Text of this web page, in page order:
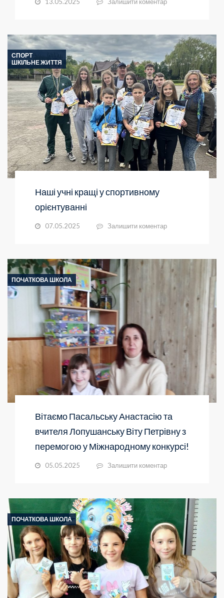
13.05.2025 Залишити коментар
СПОРТ
ШКІЛЬНЕ ЖИТТЯ
Наші учні кращі у спортивному
орієнтуванні
07.05.2025 Залишити коментар
ПОЧАТКОВА ШКОЛА
Вітаємо Пасальську Анастасію та
вчителя Лопушанську Віту Петрівну з
перемогою у Міжнародному конкурсі!
05.05.2025 Залишити коментар
ПОЧАТКОВА ШКОЛА